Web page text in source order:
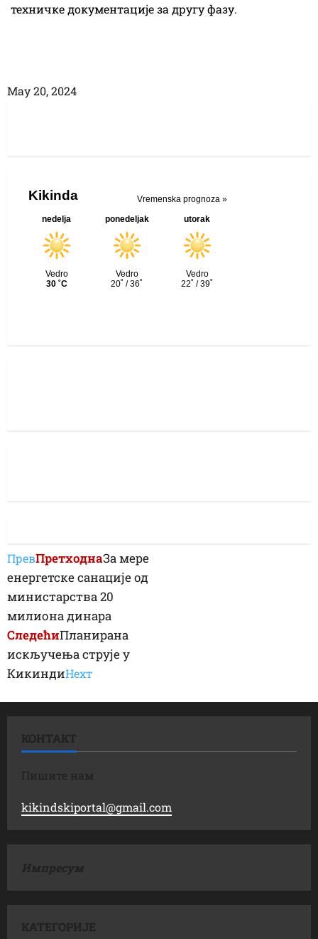
техничке документације за другу фазу.
Маy 20, 2024
ПревПретходнаЗа мере
енергетске санације од
министарства 20
милиона динара
СледећиПланирана
искључења струје у
КикиндиНеxт
КОНТАКТ
Пишите нам
kikindskiportal@gmail.com
Импресум
КАТЕГОРИЈЕ